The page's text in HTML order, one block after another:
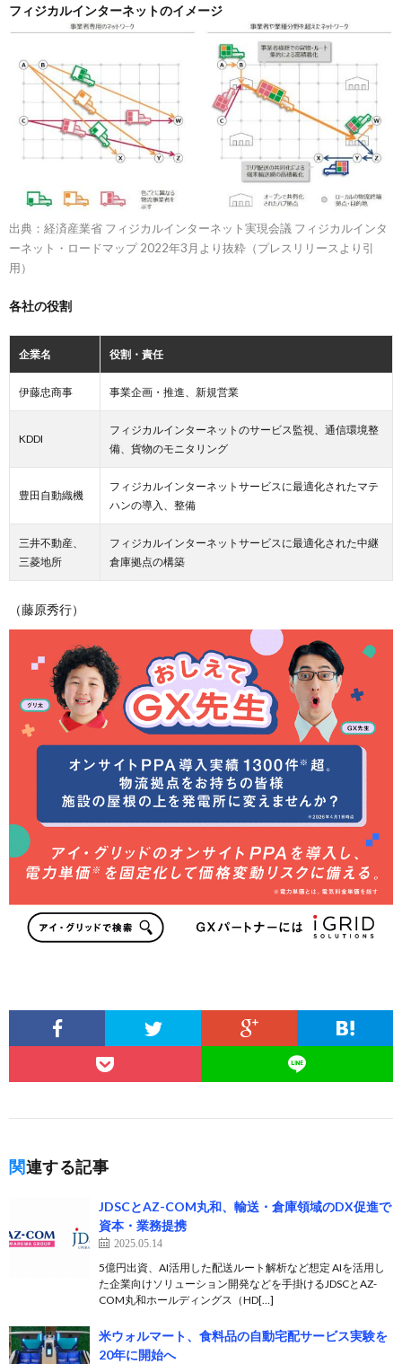
フィジカルインターネットのイメージ
出典：経済産業省 フィジカルインターネット実現会議 フィジカルインタ
ーネット・ロードマップ 2022年3月より抜粋（プレスリリースより引
用）
各社の役割
企業名 役割・責任
伊藤忠商事 事業企画・推進、新規営業
KDDI
フィジカルインターネットのサービス監視、通信環境整
備、貨物のモニタリング
豊田自動織機
フィジカルインターネットサービスに最適化されたマテ
ハンの導入、整備
三井不動産、
三菱地所
フィジカルインターネットサービスに最適化された中継
倉庫拠点の構築
（藤原秀行）
関連する記事
JDSCとAZ-COM丸和、輸送・倉庫領域のDX促進で
資本・業務提携
2025.05.14
5億円出資、AI活用した配送ルート解析など想定 AIを活用し
た企業向けソリューション開発などを手掛けるJDSCとAZ-
COM丸和ホールディングス（HD[…]
米ウォルマート、食料品の自動宅配サービス実験を
20年に開始へ